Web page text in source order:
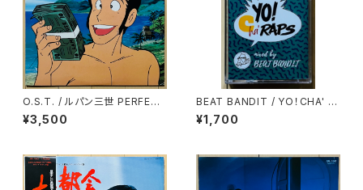
O.S.T. / ルパン三世 PERFECT
COLLECTION
¥3,500
BEAT BANDIT / YO！CHA' R
APS
¥1,700